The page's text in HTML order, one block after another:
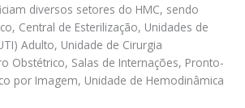
diversos setores do HMC, sendo
Central de Esterilização, Unidades de
Adulto, Unidade de Cirurgia
Obstétrico, Salas de Internações, Pronto-
por Imagem, Unidade de Hemodinâmica